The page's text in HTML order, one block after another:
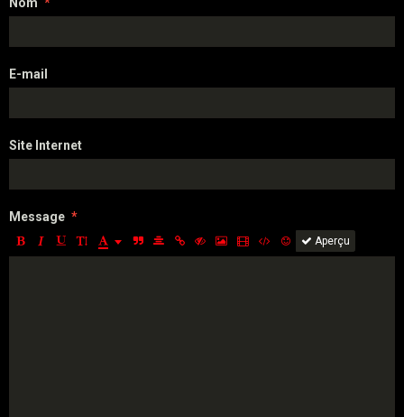
Nom
E-mail
Site Internet
Message
Aperçu